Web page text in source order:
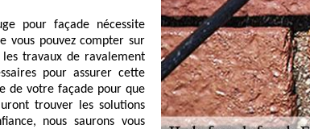
pour façade nécessite
vous pouvez compter sur
les travaux de ravalement
pour assurer cette
de votre façade pour que
trouver les solutions
nous saurons vous